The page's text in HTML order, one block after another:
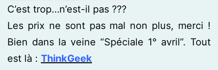
C’est trop…n’est-il pas ???
Les prix ne sont pas mal non plus, merci !
Bien dans la veine “Spéciale 1° avril”. Tout
est là : ThinkGeek